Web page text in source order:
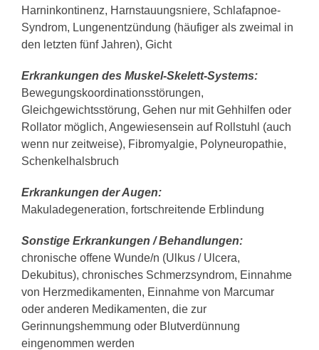
Harninkontinenz, Harnstauungsniere, Schlafapnoe-
Syndrom, Lungenentzündung (häufiger als zweimal in
den letzten fünf Jahren), Gicht
Erkrankungen des Muskel-Skelett-Systems:
Bewegungskoordinationsstörungen,
Gleichgewichtsstörung, Gehen nur mit Gehhilfen oder
Rollator möglich, Angewiesensein auf Rollstuhl (auch
wenn nur zeitweise), Fibromyalgie, Polyneuropathie,
Schenkelhalsbruch
Erkrankungen der Augen:
Makuladegeneration, fortschreitende Erblindung
Sonstige Erkrankungen / Behandlungen:
chronische offene Wunde/n (Ulkus / Ulcera,
Dekubitus), chronisches Schmerzsyndrom, Einnahme
von Herzmedikamenten, Einnahme von Marcumar
oder anderen Medikamenten, die zur
Gerinnungshemmung oder Blutverdünnung
eingenommen werden